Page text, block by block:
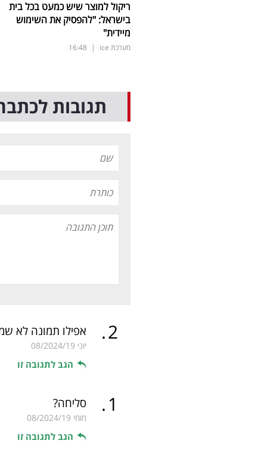
ריקול למוצר שיש כמעט בכל בית
בישראל: "להפסיק את השימוש
מיידית"
מערכת ice |
16:48
תגובות
2
. אפילו תמונה לא
יוני 08/2024/19
הגב לתגובה זו
1
. סליחה?
מומי 08/2024/19
הגב לתגובה זו